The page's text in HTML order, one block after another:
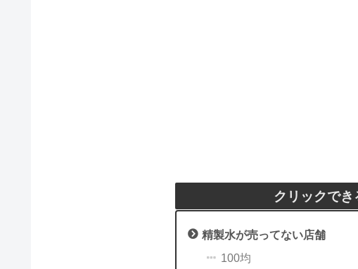
クリックでき
精製水が売ってない店舗
100均